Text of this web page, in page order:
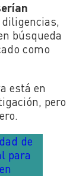
búsqueda
como
está en
pero
de
para